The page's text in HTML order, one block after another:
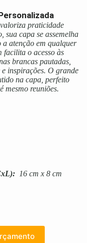
praticidade
sua capa se assemelha
atenção em qualquer
facilita o acesso às
brancas pautadas,
inspirações. O grande
na capa, perfeito
mesmo reuniões.
16 cm x 8 cm